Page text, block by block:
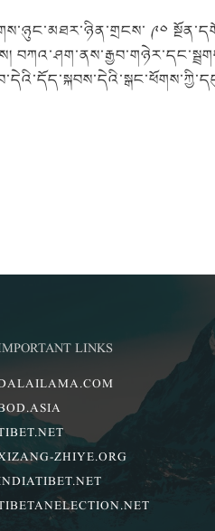
༩༠
LINKS
ZHIYE.ORG